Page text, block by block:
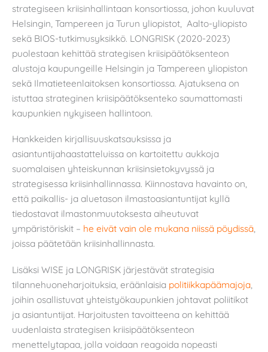
strategiseen kriisinhallintaan konsortiossa, johon kuuluvat
Helsingin, Tampereen ja Turun yliopistot, Aalto-yliopisto
sekä BIOS-tutkimusyksikkö. LONGRISK (2020-2023)
puolestaan kehittää strategisen kriisipäätöksenteon
alustoja kaupungeille Helsingin ja Tampereen yliopiston
sekä Ilmatieteenlaitoksen konsortiossa. Ajatuksena on
istuttaa strateginen kriisipäätöksenteko saumattomasti
kaupunkien nykyiseen hallintoon.
Hankkeiden kirjallisuuskatsauksissa ja
asiantuntijahaastatteluissa on kartoitettu aukkoja
suomalaisen yhteiskunnan kriisinsietokyvyssä ja
strategisessa kriisinhallinnassa. Kiinnostava havainto on,
että paikallis- ja aluetason ilmastoasiantuntijat kyllä
tiedostavat ilmastonmuutoksesta aiheutuvat
ympäristöriskit – he eivät vain ole mukana niissä pöydissä,
joissa päätetään kriisinhallinnasta.
Lisäksi WISE ja LONGRISK järjestävät strategisia
tilannehuoneharjoituksia, eräänlaisia politiikkapäämajoja
joihin osallistuvat yhteistyökaupunkien johtavat poliitikot
ja asiantuntijat. Harjoitusten tavoitteena on kehittää
uudenlaista strategisen kriisipäätöksenteon
menettelytapaa, jolla voidaan reagoida nopeasti